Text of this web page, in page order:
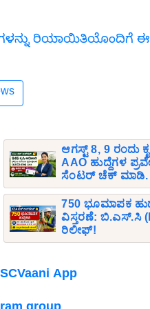
ಆಗಸ್ಟ್ 8, 9 ರಂದು
AAO ಹುದ್ದೆಗಳ
ಸೆಂಟರ್ ಚೆಕ್ ಮಾಡಿ.
750 ಭೂಮಾಪಕ
ವಿಸ್ತರಣೆ: ಬಿ.ಎಸ್.ಸಿ
ರಿಲೀಫ್!
App